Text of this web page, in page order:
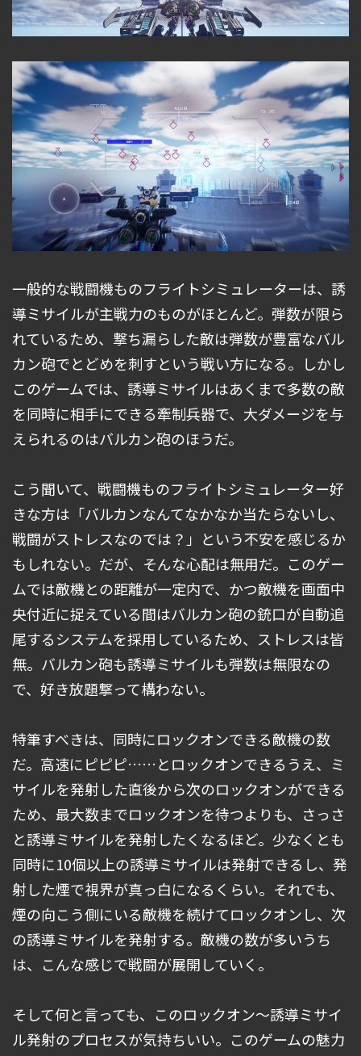
一般的な戦闘機ものフライトシミュレーターは、誘
導ミサイルが主戦力のものがほとんど。弾数が限ら
れているため、撃ち漏らした敵は弾数が豊富なバル
カン砲でとどめを刺すという戦い方になる。しかし
このゲームでは、誘導ミサイルはあくまで多数の敵
を同時に相手にできる牽制兵器で、大ダメージを与
えられるのはバルカン砲のほうだ。
こう聞いて、戦闘機ものフライトシミュレーター好
きな方は「バルカンなんてなかなか当たらないし、
戦闘がストレスなのでは？」という不安を感じるか
もしれない。だが、そんな心配は無用だ。このゲー
ムでは敵機との距離が一定内で、かつ敵機を画面中
央付近に捉えている間はバルカン砲の銃口が自動追
尾するシステムを採用しているため、ストレスは皆
無。バルカン砲も誘導ミサイルも弾数は無限なの
で、好き放題撃って構わない。
特筆すべきは、同時にロックオンできる敵機の数
だ。高速にピピピ……とロックオンできるうえ、ミ
サイルを発射した直後から次のロックオンができる
ため、最大数までロックオンを待つよりも、さっさ
と誘導ミサイルを発射したくなるほど。少なくとも
同時に10個以上の誘導ミサイルは発射できるし、発
射した煙で視界が真っ白になるくらい。それでも、
煙の向こう側にいる敵機を続けてロックオンし、次
の誘導ミサイルを発射する。敵機の数が多いうち
は、こんな感じで戦闘が展開していく。
そして何と言っても、このロックオン～誘導ミサイ
ル発射のプロセスが気持ちいい。このゲームの魅力